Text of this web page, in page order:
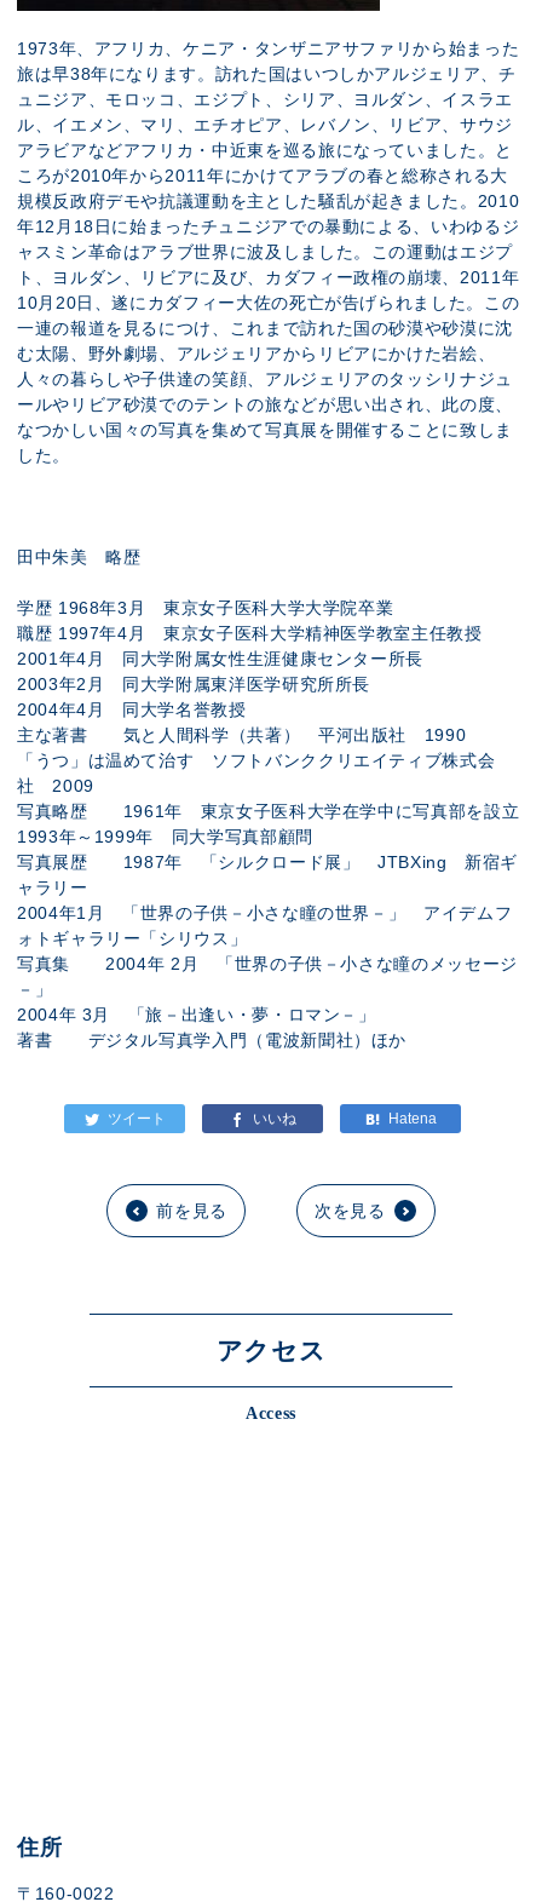
1973年、アフリカ、ケニア・タンザニアサファリから始まった
旅は早38年になります。訪れた国はいつしかアルジェリア、チ
ュニジア、モロッコ、エジプト、シリア、ヨルダン、イスラエ
ル、イエメン、マリ、エチオピア、レバノン、リビア、サウジ
アラビアなどアフリカ・中近東を巡る旅になっていました。と
ころが2010年から2011年にかけてアラブの春と総称される大
規模反政府デモや抗議運動を主とした騒乱が起きました。2010
年12月18日に始まったチュニジアでの暴動による、いわゆるジ
ャスミン革命はアラブ世界に波及しました。この運動はエジプ
ト、ヨルダン、リビアに及び、カダフィー政権の崩壊、2011年
10月20日、遂にカダフィー大佐の死亡が告げられました。この
一連の報道を見るにつけ、これまで訪れた国の砂漠や砂漠に沈
む太陽、野外劇場、アルジェリアからリビアにかけた岩絵、
人々の暮らしや子供達の笑顔、アルジェリアのタッシリナジュ
ールやリビア砂漠でのテントの旅などが思い出され、此の度、
なつかしい国々の写真を集めて写真展を開催することに致しま
した。
田中朱美 略歴
学歴 1968年3月 東京女子医科大学大学院卒業
職歴 1997年4月 東京女子医科大学精神医学教室主任教授
2001年4月 同大学附属女性生涯健康センター所長
2003年2月 同大学附属東洋医学研究所所長
2004年4月 同大学名誉教授
主な著書 気と人間科学（共著） 平河出版社 1990
「うつ」は温めて治す ソフトバンククリエイティブ株式会
社 2009
写真略歴 1961年 東京女子医科大学在学中に写真部を設立
1993年～1999年 同大学写真部顧問
写真展歴 1987年 「シルクロード展」 JTBXing 新宿ギ
ャラリー
2004年1月 「世界の子供－小さな瞳の世界－」 アイデムフ
ォトギャラリー「シリウス」
写真集 2004年 2月 「世界の子供－小さな瞳のメッセージ
－」
2004年 3月 「旅－出逢い・夢・ロマン－」
著書 デジタル写真学入門（電波新聞社）ほか
前を見る 次を見る
アクセス
Access
住所
〒160-0022